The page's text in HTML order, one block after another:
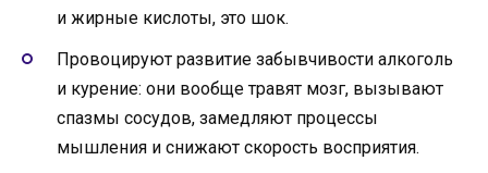
и жирные кислоты, это шок.
Провоцируют развитие забывчивости алкоголь
и курение: они вообще травят мозг, вызывают
спазмы сосудов, замедляют процессы
мышления и снижают скорость восприятия.